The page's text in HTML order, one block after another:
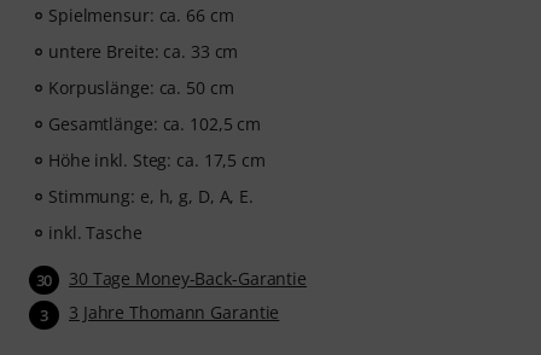
Spielmensur: ca. 66 cm
untere Breite: ca. 33 cm
Korpuslänge: ca. 50 cm
Gesamtlänge: ca. 102,5 cm
Höhe inkl. Steg: ca. 17,5 cm
Stimmung: e, h, g, D, A, E.
inkl. Tasche
30 30 Tage Money-Back-Garantie
3 3 Jahre Thomann Garantie